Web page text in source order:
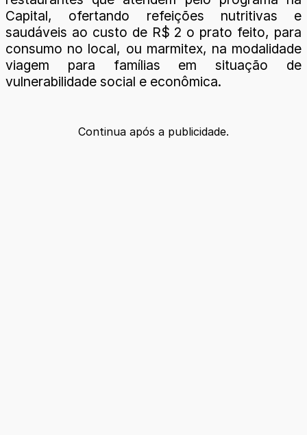
Capital, ofertando refeições nutritivas e
saudáveis ao custo de R$ 2 o prato feito, para
consumo no local, ou marmitex, na modalidade
viagem para famílias em situação de
vulnerabilidade social e econômica.
Continua após a publicidade.